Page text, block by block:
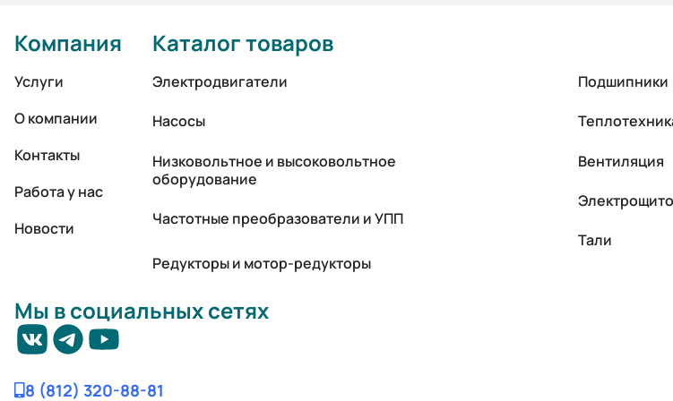
Компания
Услуги
О компании
Контакты
Работа у нас
Новости
Каталог товаров
Электродвигатели
Насосы
Низковольтное и высоковольтное
оборудование
Частотные преобразователи и УПП
Редукторы и мотор-редукторы
Подшипники
Вентиляция
Тали
Мы в социальных сетях
8 (812) 320-88-81